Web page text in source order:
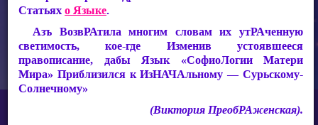
СакРАльная Поэзия Матери Мира
Свет во Тьме В ХРАМе Света
Статьяхо Языке.
Азъ ВозвРАтила многим словам их утРАченную
светимость, кое-где Изменив устоявшееся
правописание, дабы Язык «СофиоЛогии Матери
Мира» Приблизился к ИзНАЧАльному — Сурьскому-
Солнечному»
(Виктория ПреобРАженская).